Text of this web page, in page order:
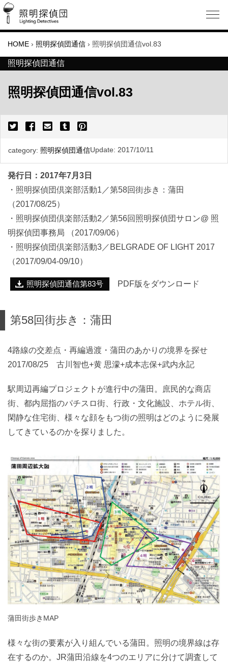
HOME › 照明探偵団通信 › 照明探偵団通信vol.83
照明探偵団通信
照明探偵団通信vol.83
category: 照明探偵団通信Update: 2017/10/11
発行日：2017年7月3日
・照明探偵団倶楽部活動1／第58回街歩き：蒲田
（2017/08/25）
・照明探偵団倶楽部活動2／第56回照明探偵団サロン@ 照
明探偵団事務局 （2017/09/06）
・照明探偵団倶楽部活動3／BELGRADE OF LIGHT 2017
（2017/09/04-09/10）
照明探偵団通信第83号 PDF版をダウンロード
第58回街歩き：蒲田
4路線の交差点・再編過渡・蒲田のあかりの境界を探せ
2017/08/25 古川智也+黄 思濛+成本志保+武内永記
駅周辺再編プロジェクトが進行中の蒲田。庶民的な商店
街、都内屈指のパチスロ街、行政・文化施設、ホテル街、
閑静な住宅街、様々な顔をもつ街の照明はどのように発展
してきているのかを探りました。
蒲田街歩きMAP
様々な街の要素が入り組んでいる蒲田。照明の境界線は存
在するのか。JR蒲田沿線を4つのエリアに分けて調査して